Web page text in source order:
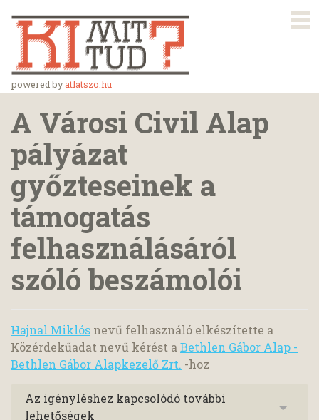
powered byatlatszo.hu
A Városi Civil Alap
pályázat
győzteseinek a
támogatás
felhasználásáról
szóló beszámolói
Hajnal Miklós nevű felhasználó elkészítette a
Közérdekűadat nevű kérést a Bethlen Gábor Alap -
Bethlen Gábor Alapkezelő Zrt. -hoz
Az igényléshez kapcsolódó további
lehetőségek